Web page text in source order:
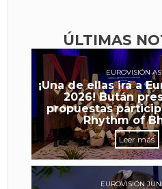
ÚLTIMAS
EUROVISIÓN
¡Una de ellas irá a
2026! Bután
propuestas
Rhythm of
Leer más
EUROVISIÓN